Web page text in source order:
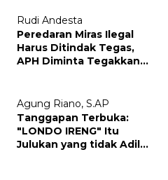
Rudi Andesta
Peredaran Miras Ilegal
Harus Ditindak Tegas,
APH Diminta Tegakkan
Agung Riano, S.AP
Tanggapan Terbuka:
"LONDO IRENG" Itu
Julukan yang tidak Adil